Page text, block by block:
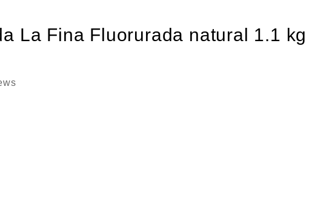
La Fina Fluorurada natural 1.1 kg